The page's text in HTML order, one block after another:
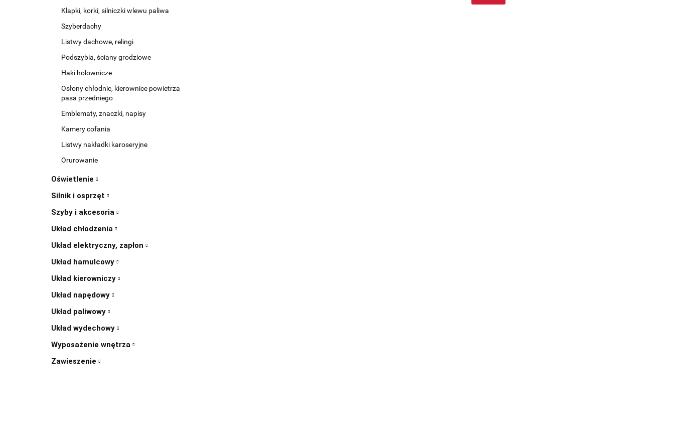
Klapki, korki, silniczki wlewu paliwa
Szyberdachy
Listwy dachowe, relingi
Podszybia, ściany grodziowe
Haki holownicze
Osłony chłodnic, kierownice powietrza
pasa przedniego
Emblematy, znaczki, napisy
Kamery cofania
Listwy nakładki karoseryjne
Orurowanie
Oświetlenie
Silnik i osprzęt
Szyby i akcesoria
Układ chłodzenia
Układ elektryczny, zapłon
Układ hamulcowy
Układ kierowniczy
Układ napędowy
Układ paliwowy
Układ wydechowy
Wyposażenie wnętrza
Zawieszenie